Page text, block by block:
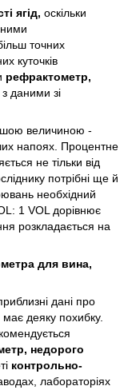
ягід, оскільки
точних
куточків
рефрактометр,
даними зі
величиною -
напоях. Процентне
не тільки від
потрібні ще й
необхідний
1 VOL дорівнює
розкладається на
для вина,
дані про
має деяку похибку.
недорого
контрольно-
лабораторіях